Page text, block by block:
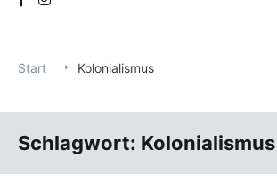
Start Kolonialismus
Schlagwort: Kolonialismus